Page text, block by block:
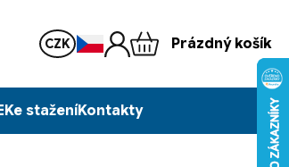
CZK Prázdný košík
Ke staženíKontakty